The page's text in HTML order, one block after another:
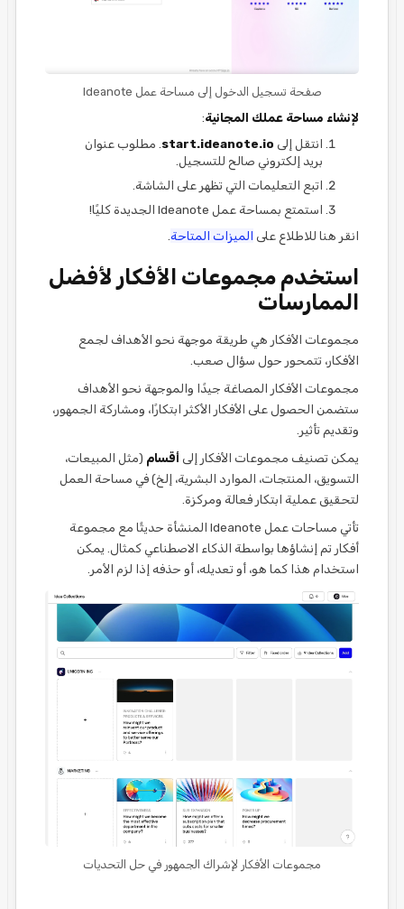
صفحة تسجيل الدخول إلى مساحة عمل Ideanote
لإنشاء مساحة عملك المجانية:
انتقل إلى start.ideanote.io . مطلوب عنوان
بريد إلكتروني صالح للتسجيل.
اتبع التعليمات التي تظهر على الشاشة.
استمتع بمساحة عمل Ideanote الجديدة كليًا!
انقر هنا للاطلاع على الميزات المتاحة
استخدم مجموعات الأفكار لأفضل
الممارسات
مجموعات الأفكار هي طريقة موجهة نحو الأهداف لجمع
الأفكار، تتمحور حول سؤال صعب.
مجموعات الأفكار المصاغة جيدًا والموجهة نحو الأهداف
ستضمن الحصول على الأفكار الأكثر ابتكارًا، ومشاركة الجمهور،
وتقديم تأثير.
يمكن تصنيف مجموعات الأفكار إلى أقسام (مثل المبيعات،
التسويق، المنتجات، الموارد البشرية، إلخ) في مساحة العمل
لتحقيق عملية ابتكار فعالة ومركزة.
تأتي مساحات عمل Ideanote المنشأة حديثًا مع مجموعة
أفكار تم إنشاؤها بواسطة الذكاء الاصطناعي كمثال. يمكن
استخدام هذا كما هو، أو تعديله، أو حذفه إذا لزم الأمر.
مجموعات الأفكار لإشراك الجمهور في حل التحديات